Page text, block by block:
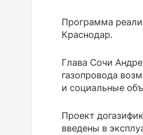
Программа
Краснодар.
Глава Сочи
газопровода
и социальные
Проект
введены в